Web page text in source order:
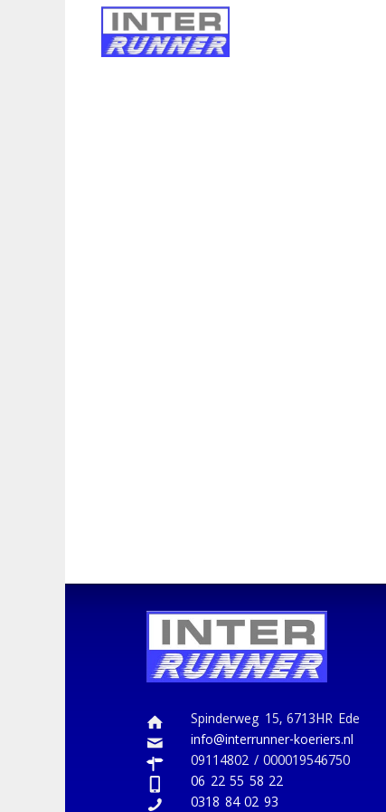
Spinderweg 15, 6713HR Ede
info@interrunner-koeriers.nl
09114802 / 000019546750
06 22 55 58 22
0318 84 02 93